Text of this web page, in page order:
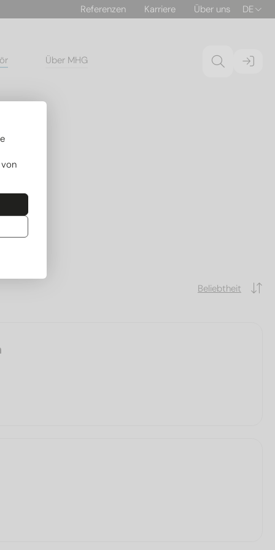
Referenzen Karriere Über uns DE
Über MHG
Beliebtheit